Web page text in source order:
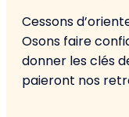
Cessons
Osons faire
donner les clés
paieront nos